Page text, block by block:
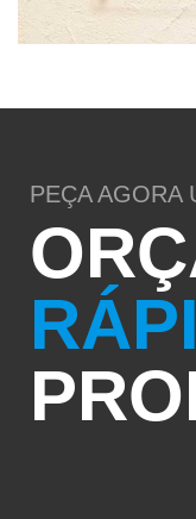
PEÇA AGORA